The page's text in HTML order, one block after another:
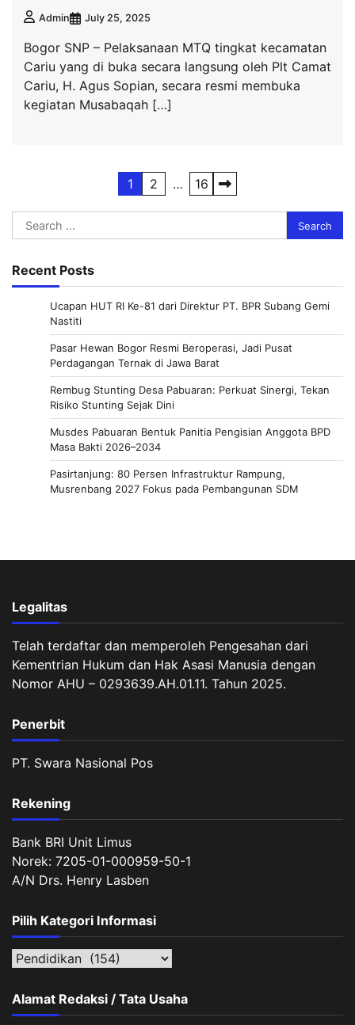
Admin July 25, 2025
Bogor SNP – Pelaksanaan MTQ tingkat kecamatan
Cariu yang di buka secara langsung oleh Plt Camat
Cariu, H. Agus Sopian, secara resmi membuka
kegiatan Musabaqah […]
pagination
1 2 … 16
Search
for:
Recent Posts
Ucapan HUT RI Ke-81 dari Direktur PT. BPR Subang Gemi
Nastiti
Pasar Hewan Bogor Resmi Beroperasi, Jadi Pusat
Perdagangan Ternak di Jawa Barat
Rembug Stunting Desa Pabuaran: Perkuat Sinergi, Tekan
Risiko Stunting Sejak Dini
Musdes Pabuaran Bentuk Panitia Pengisian Anggota BPD
Masa Bakti 2026–2034
Pasirtanjung: 80 Persen Infrastruktur Rampung,
Musrenbang 2027 Fokus pada Pembangunan SDM
Legalitas
Telah terdaftar dan memperoleh Pengesahan dari
Kementrian Hukum dan Hak Asasi Manusia dengan
Nomor AHU – 0293639.AH.01.11. Tahun 2025.
Penerbit
PT. Swara Nasional Pos
Rekening
Bank BRI Unit Limus
Norek: 7205-01-000959-50-1
A/N Drs. Henry Lasben
Pilih Kategori Informasi
Pilih
Informasi
Alamat Redaksi / Tata Usaha